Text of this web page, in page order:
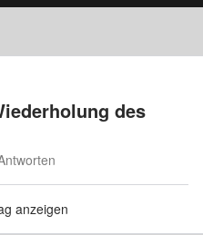
des
anzeigen